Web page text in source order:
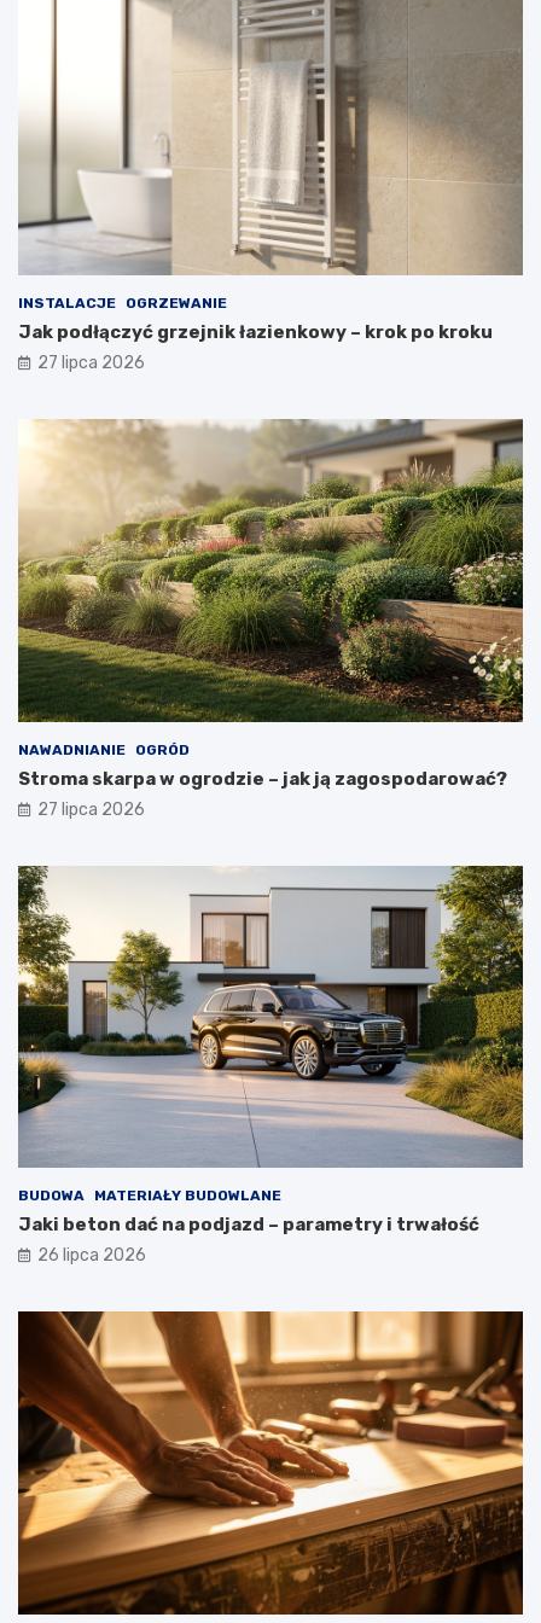
INSTALACJE OGRZEWANIE
Jak podłączyć grzejnik łazienkowy – krok po kroku
27 lipca 2026
NAWADNIANIE OGRÓD
Stroma skarpa w ogrodzie – jak ją zagospodarować?
27 lipca 2026
BUDOWA MATERIAŁY BUDOWLANE
Jaki beton dać na podjazd – parametry i trwałość
26 lipca 2026